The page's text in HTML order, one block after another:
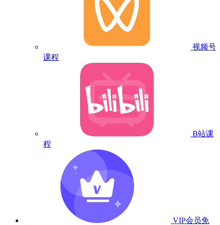
视频号
课程
B站课
程
VIP会员免